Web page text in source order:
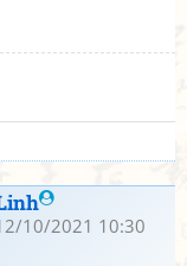
10/2021 10:30